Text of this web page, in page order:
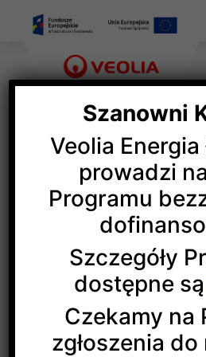
Lekcje
Nie ma lepszego miejsca na
ciepłe i przytulne cztery kąty
mieszkania. Dlatego
rodziców i dzieci do
częściami bajki o „Czerwonym
Książeczki opowiadają o
Kapturka, jego Babci i
Szanowni
Veolia
prowadzi
Programu
Szczegóły
dostępne są
Czekamy na
zgłoszenia